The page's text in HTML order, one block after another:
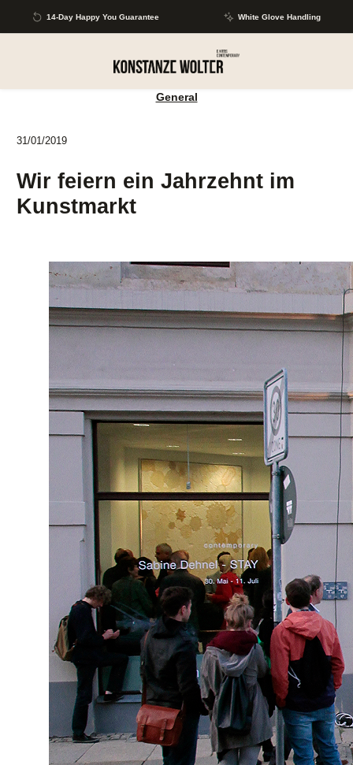
Skip to main content
14-Day Happy You Guarantee White Glove Handling
General
31/01/2019
Wir feiern ein Jahrzehnt im
Kunstmarkt